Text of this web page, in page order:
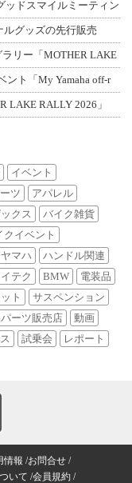
ッドスマイルミーティン
ルグッズの先行販売
リー「MOTHER LAKE
ント「My Yamaha off-r
LAKE RALLY 2026」
イベント
ツ
アパレル
ックス
バイク雑貨
クイベント
ヤマハ
ハンドル関連
テク BMW
電装品
ト
サスペンション
ーツ販売店
動画
試乗会
レポート
情報 お問合せ
いて 会員規約